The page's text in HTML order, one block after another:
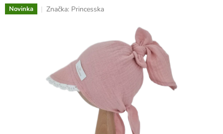
Novinka Značka: Princesska